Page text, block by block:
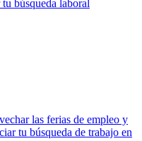
búsqueda laboral
las ferias de empleo y
tu búsqueda de trabajo en